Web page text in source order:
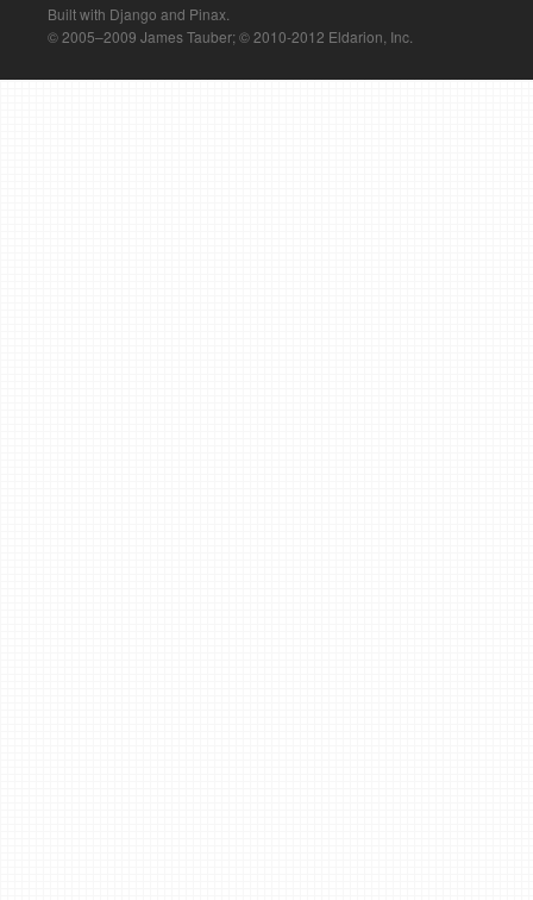
Built with Django and Pinax.
© 2005–2009 James Tauber; © 2010-2012 Eldarion, Inc.